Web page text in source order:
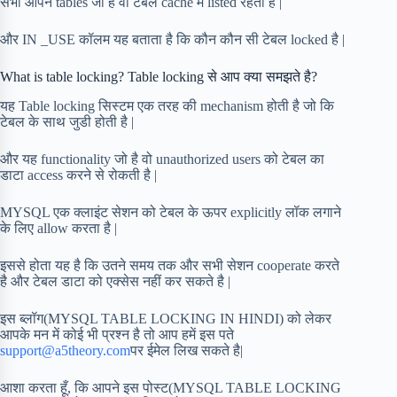
और IN _USE कॉलम यह बताता है कि कौन कौन सी टेबल locked है |
What is table locking? Table locking से आप क्या समझते है?
यह Table locking सिस्टम एक तरह की mechanism होती है जो कि
टेबल के साथ जुडी होती है |
और यह functionality जो है वो unauthorized users को टेबल का
डाटा access करने से रोकती है |
MYSQL एक क्लाइंट सेशन को टेबल के ऊपर explicitly लॉक लगाने
के लिए allow करता है |
इससे होता यह है कि उतने समय तक और सभी सेशन cooperate करते
है और टेबल डाटा को एक्सेस नहीं कर सकते है |
इस ब्लॉग(MYSQL TABLE LOCKING IN HINDI) को लेकर
आपके मन में कोई भी प्रश्न है तो आप हमें इस पते
support@a5theory.comपर ईमेल लिख सकते है|
आशा करता हूँ, कि आपने इस पोस्ट(MYSQL TABLE LOCKING